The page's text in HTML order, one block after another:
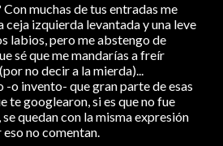
Con muchas de tus entradas me
ceja izquierda levantada y una leve
labios, pero me abstengo de
sé que me mandarías a freír
no decir a la mierda)...
-o invento- que gran parte de esas
te googlearon, si es que no fue
quedan con la misma expresión
no comentan.